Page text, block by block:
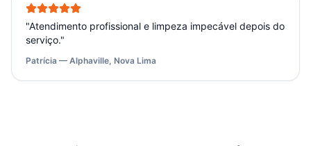
"Atendimento profissional e limpeza impecável depois do
serviço."
Patrícia — Alphaville, Nova Lima